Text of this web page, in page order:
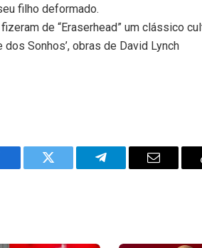
filho deformado.
de “Eraserhead” um clássico
dos Sonhos’, obras de David Lynch
Twitter Telegram Email